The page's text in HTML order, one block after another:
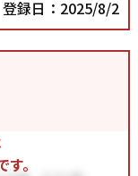
登録日：2025/8/2
。